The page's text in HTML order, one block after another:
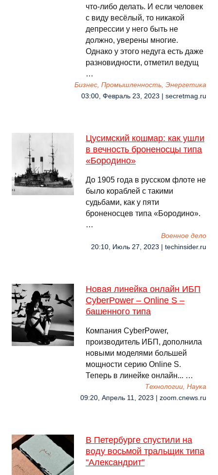
что-либо делать. И если человек
с виду весёлый, то никакой
депрессии у него быть не
должно, уверены многие.
Однако у этого недуга есть даже
разновидности, отметил ведущ
…
Бизнес, Промышленность, Энергетика
03:00, Февраль 23, 2023 | secretmag.ru
Цусимский кошмар: как ушли
в вечность броненосцы типа
«Бородино»
До 1905 года в русском флоте не
было кораблей с такими
судьбами, как у пяти
броненосцев типа «Бородино».
…
Военное дело
20:10, Июль 27, 2023 | techinsider.ru
Новая линейка онлайн ИБП
CyberPower – Online S –
башенного типа
Компания CyberPower,
производитель ИБП, дополнила
новыми моделями большей
мощности серию Online S.
Теперь в линейке онлайн... …
Технологии, Наука
09:20, Апрель 11, 2023 | zoom.cnews.ru
В Петербурге спустили на
воду восьмой тральщик типа
"Александрит"